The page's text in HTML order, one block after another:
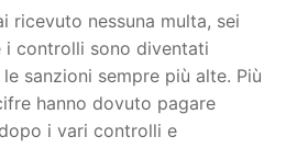
ricevuto nessuna multa, sei
controlli sono diventati
sanzioni sempre più alte. Più
hanno dovuto pagare
i vari controlli e